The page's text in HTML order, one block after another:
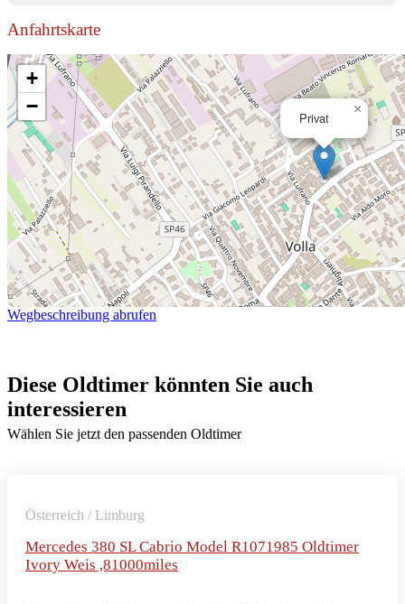
Anfahrtskarte
Privat
×
+
−
Wegbeschreibung abrufen
Diese Oldtimer könnten Sie auch
interessieren
Wählen Sie jetzt den passenden Oldtimer
Österreich / Limburg
Mercedes 380 SL Cabrio Model R1071985 Oldtimer
Ivory Weis ,81000miles